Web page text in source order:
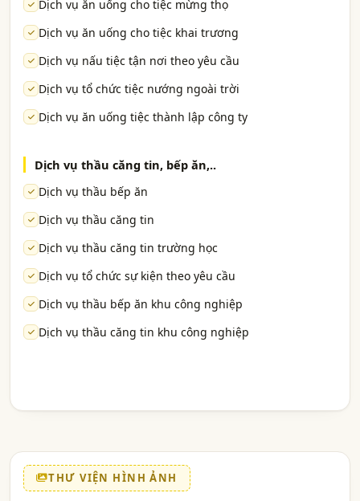
Dịch vụ ăn uống cho tiệc mừng thọ
Dịch vụ ăn uống cho tiệc khai trương
Dịch vụ nấu tiệc tận nơi theo yêu cầu
Dịch vụ tổ chức tiệc nướng ngoài trời
Dịch vụ ăn uống tiệc thành lập công ty
Dịch vụ thầu căng tin, bếp ăn,..
Dịch vụ thầu bếp ăn
Dịch vụ thầu căng tin
Dịch vụ thầu căng tin trường học
Dịch vụ tổ chức sự kiện theo yêu cầu
Dịch vụ thầu bếp ăn khu công nghiệp
Dịch vụ thầu căng tin khu công nghiệp
THƯ VIỆN HÌNH ẢNH